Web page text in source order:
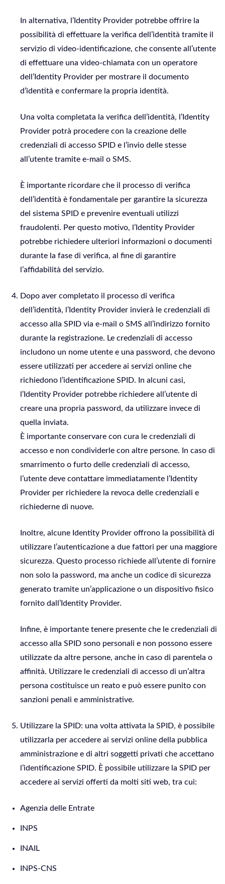
In alternativa, l’Identity Provider potrebbe offrire la
possibilità di effettuare la verifica dell’identità tramite il
servizio di video-identificazione, che consente all’utente
di effettuare una video-chiamata con un operatore
dell’Identity Provider per mostrare il documento
d’identità e confermare la propria identità.
Una volta completata la verifica dell’identità, l’Identity
Provider potrà procedere con la creazione delle
credenziali di accesso SPID e l’invio delle stesse
all’utente tramite e-mail o SMS.
È importante ricordare che il processo di verifica
dell’identità è fondamentale per garantire la sicurezza
del sistema SPID e prevenire eventuali utilizzi
fraudolenti. Per questo motivo, l’Identity Provider
potrebbe richiedere ulteriori informazioni o documenti
durante la fase di verifica, al fine di garantire
l’affidabilità del servizio.
Dopo aver completato il processo di verifica
dell’identità, l’Identity Provider invierà le credenziali di
accesso alla SPID via e-mail o SMS all’indirizzo fornito
durante la registrazione. Le credenziali di accesso
includono un nome utente e una password, che devono
essere utilizzati per accedere ai servizi online che
richiedono l’identificazione SPID. In alcuni casi,
l’Identity Provider potrebbe richiedere all’utente di
creare una propria password, da utilizzare invece di
quella inviata.
È importante conservare con cura le credenziali di
accesso e non condividerle con altre persone. In caso di
smarrimento o furto delle credenziali di accesso,
l’utente deve contattare immediatamente l’Identity
Provider per richiedere la revoca delle credenziali e
richiederne di nuove.
Inoltre, alcune Identity Provider offrono la possibilità di
utilizzare l’autenticazione a due fattori per una maggiore
sicurezza. Questo processo richiede all’utente di fornire
non solo la password, ma anche un codice di sicurezza
generato tramite un’applicazione o un dispositivo fisico
fornito dall’Identity Provider.
Infine, è importante tenere presente che le credenziali di
accesso alla SPID sono personali e non possono essere
utilizzate da altre persone, anche in caso di parentela o
affinità. Utilizzare le credenziali di accesso di un’altra
persona costituisce un reato e può essere punito con
sanzioni penali e amministrative.
Utilizzare la SPID: una volta attivata la SPID, è possibile
utilizzarla per accedere ai servizi online della pubblica
amministrazione e di altri soggetti privati che accettano
l’identificazione SPID. È possibile utilizzare la SPID per
accedere ai servizi offerti da molti siti web, tra cui:
Agenzia delle Entrate
INPS
INAIL
INPS-CNS